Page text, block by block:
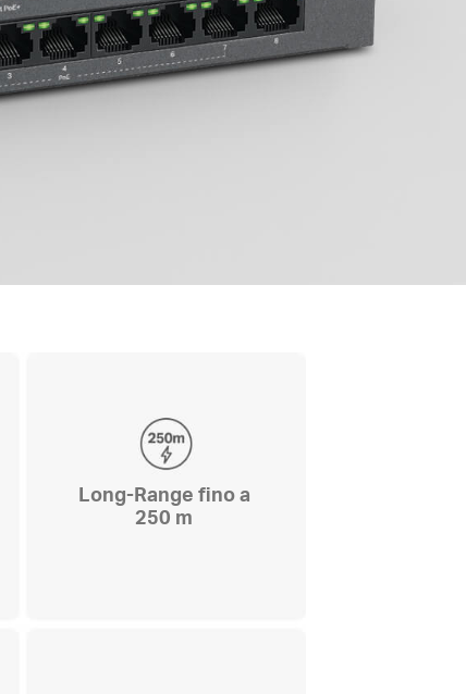
Long-Range fino a
250 m